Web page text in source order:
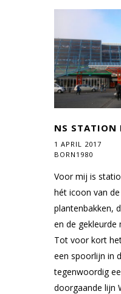
NS STATION
1 APRIL 2017
BORN1980
Voor mij is
hét icoon van
plantenbakken,
en de gekleurde
Tot voor kort
een spoorlijn in
tegenwoordig
doorgaande lijn